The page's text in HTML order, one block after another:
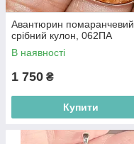
Авантюрин помаранчевий
срібний кулон, 062ПА
В наявності
1 750 ₴
Купити